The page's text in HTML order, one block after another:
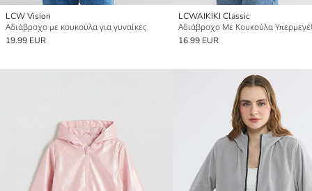
LCW Vision
Αδιάβροχο με κουκούλα για γυναίκες
19.99 EUR
LCWAIKIKI Classic
16.99 EUR